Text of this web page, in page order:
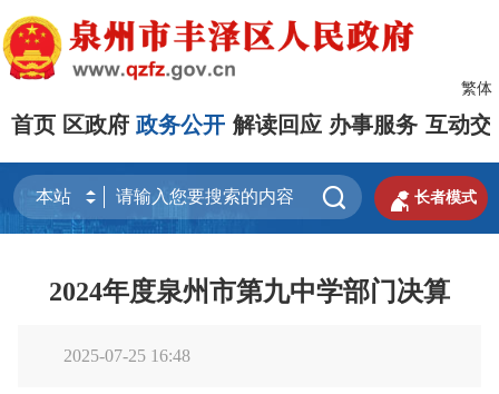
繁体
首页 区政府 政务公开 解读回应 办事服务 互动交
  长者模式
2024年度泉州市第九中学部门决算
2025-07-25 16:48